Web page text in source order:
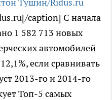
caption] С начала
1 582 713 новых
автомобилей
если сравнивать
2013-го и 2014-го
Топ-5 самых